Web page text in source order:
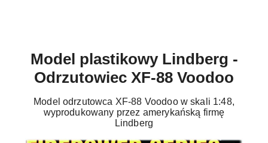
Model plastikowy Lindberg -
Odrzutowiec XF-88 Voodoo
Model odrzutowca XF-88 Voodoo w skali 1:48,
wyprodukowany przez amerykańską firmę
Lindberg